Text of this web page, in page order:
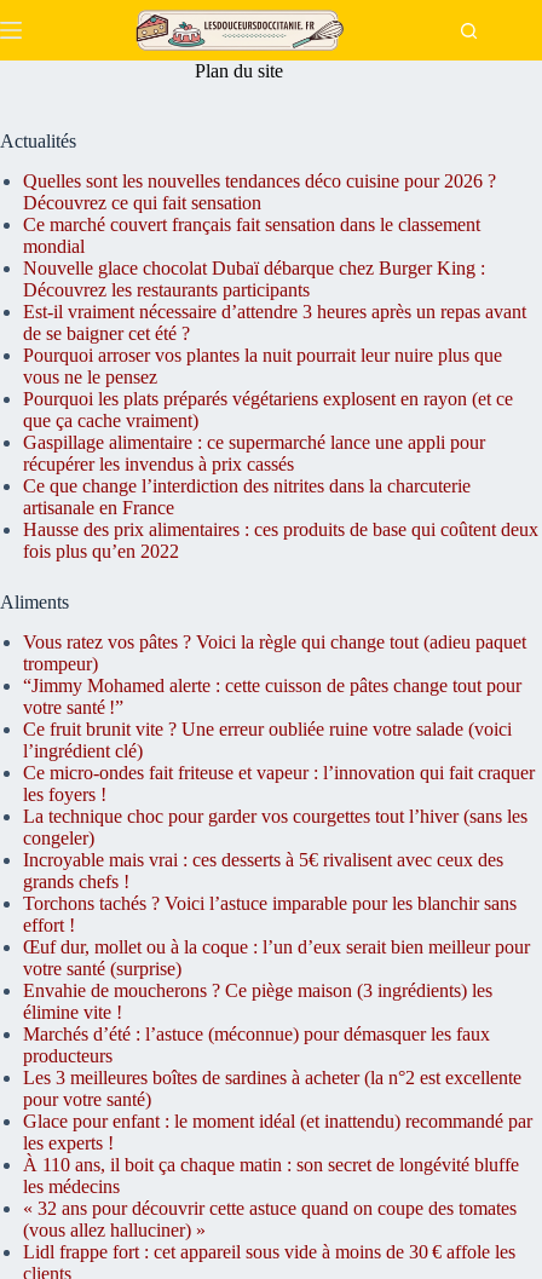
au
Plan du site
Actualités
Quelles sont les nouvelles tendances déco cuisine pour 2026 ?
Découvrez ce qui fait sensation
Ce marché couvert français fait sensation dans le classement
mondial
Nouvelle glace chocolat Dubaï débarque chez Burger King :
Découvrez les restaurants participants
Est-il vraiment nécessaire d’attendre 3 heures après un repas avant
de se baigner cet été ?
Pourquoi arroser vos plantes la nuit pourrait leur nuire plus que
vous ne le pensez
Pourquoi les plats préparés végétariens explosent en rayon (et ce
que ça cache vraiment)
Gaspillage alimentaire : ce supermarché lance une appli pour
récupérer les invendus à prix cassés
Ce que change l’interdiction des nitrites dans la charcuterie
artisanale en France
Hausse des prix alimentaires : ces produits de base qui coûtent deux
fois plus qu’en 2022
Aliments
Vous ratez vos pâtes ? Voici la règle qui change tout (adieu paquet
trompeur)
“Jimmy Mohamed alerte : cette cuisson de pâtes change tout pour
votre santé !”
Ce fruit brunit vite ? Une erreur oubliée ruine votre salade (voici
l’ingrédient clé)
Ce micro-ondes fait friteuse et vapeur : l’innovation qui fait craquer
les foyers !
La technique choc pour garder vos courgettes tout l’hiver (sans les
congeler)
Incroyable mais vrai : ces desserts à 5€ rivalisent avec ceux des
grands chefs !
Torchons tachés ? Voici l’astuce imparable pour les blanchir sans
effort !
Œuf dur, mollet ou à la coque : l’un d’eux serait bien meilleur pour
votre santé (surprise)
Envahie de moucherons ? Ce piège maison (3 ingrédients) les
élimine vite !
Marchés d’été : l’astuce (méconnue) pour démasquer les faux
producteurs
Les 3 meilleures boîtes de sardines à acheter (la n°2 est excellente
pour votre santé)
Glace pour enfant : le moment idéal (et inattendu) recommandé par
les experts !
À 110 ans, il boit ça chaque matin : son secret de longévité bluffe
les médecins
« 32 ans pour découvrir cette astuce quand on coupe des tomates
(vous allez halluciner) »
Lidl frappe fort : cet appareil sous vide à moins de 30 € affole les
clients